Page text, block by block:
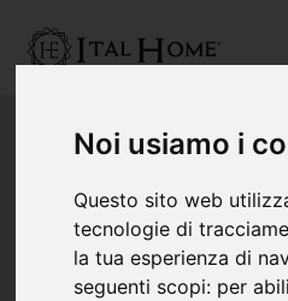
Noi usiamo i
Questo sito web
tecnologie di
la tua esperienza di
seguenti scopi: per